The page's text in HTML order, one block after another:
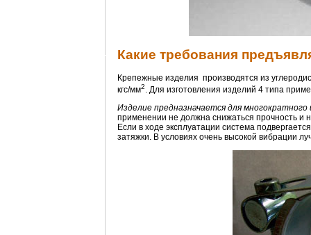
Какие требования
Крепежные изделия производятся из
кгс/мм2. Для изготовления изделий 4 типа
Изделие предназначается для многократного
применении не должна снижаться прочность и
Если в ходе эксплуатации система
затяжки. В условиях очень высокой вибрации